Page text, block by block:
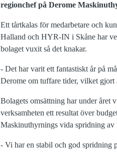
regionchef på Derome
Ett tårtkalas för medarbetare och
Halland och HYR-IN i Skåne har
bolaget vuxit så det knakar.
- Det har varit ett fantastiskt år på
Derome om tuffare tider, vilket gjort
Bolagets omsättning har under året
verksamheten ett resultat över
Maskinuthyrnings vida spridning av
- Vi har en stabil och god spridning